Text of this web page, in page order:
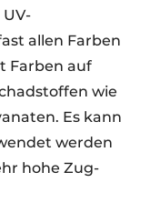
allen Farben
Farben auf
wie
Es kann
werden
hohe Zug-